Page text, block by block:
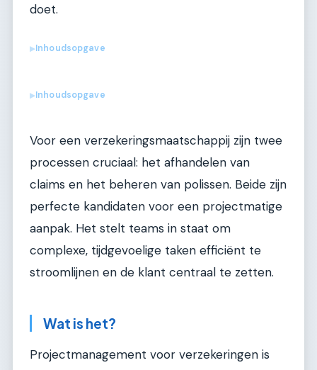
doet.
▶Inhoudsopgave
▶Inhoudsopgave
Voor een verzekeringsmaatschappij zijn twee
processen cruciaal: het afhandelen van
claims en het beheren van polissen. Beide zijn
perfecte kandidaten voor een projectmatige
aanpak. Het stelt teams in staat om
complexe, tijdgevoelige taken efficiënt te
stroomlijnen en de klant centraal te zetten.
Wat is het?
Projectmanagement voor verzekeringen is